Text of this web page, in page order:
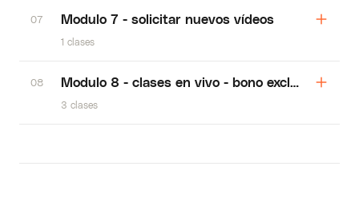
07 Modulo 7 - solicitar nuevos vídeos
1 clases
08 Modulo 8 - clases en vivo - bono exclusivo
3 clases